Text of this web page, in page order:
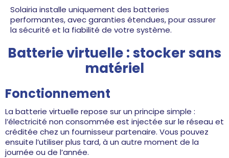
Solairia installe uniquement des batteries
performantes, avec garanties étendues, pour assurer
la sécurité et la fiabilité de votre système.
Batterie virtuelle : stocker sans
matériel
Fonctionnement
La batterie virtuelle repose sur un principe simple :
l’électricité non consommée est injectée sur le réseau et
créditée chez un fournisseur partenaire. Vous pouvez
ensuite l’utiliser plus tard, à un autre moment de la
journée ou de l’année.